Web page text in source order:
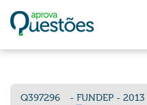
Q397296
- FUNDEP -